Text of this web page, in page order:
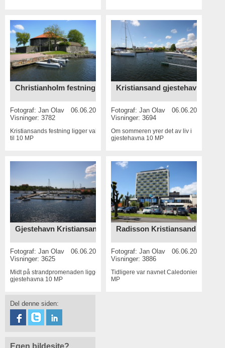
Christianholm festning
Fotograf: Jan Olav
06.06.2015
Visninger: 3782
Kristiansands festning ligger vakkert
til 10 MP
Kristiansand gjestehavn
Fotograf:Jan Olav
06.06.2015
Visninger: 3694
Om sommeren yrer det av liv i
gjestehavna 10 MP
Gjestehavn Kristiansand
Fotograf: Jan Olav
06.06.2015
Visninger: 3625
Midt på strandpromenaden ligger
gjestehavna 10 MP
Radisson Kristiansand
Fotograf:Jan Olav
06.06.2015
Visninger: 3886
Tidligere var navnet Caledonien
MP
Del denne siden:
Egen bildesite?